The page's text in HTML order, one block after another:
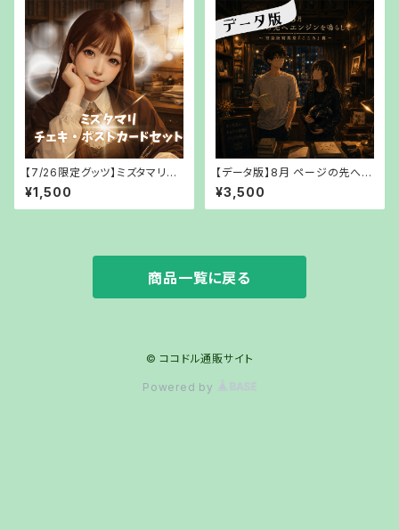
【7/26限定グッツ】ミズタマリチ
ェキ・ポストカードセット【郵送で
お渡し】
¥1,500
【データ版】8月 ページの先へエ
ンジンを鳴らして〜宮益坂寫眞
堂『こころ』篇〜【URLでお渡し】
¥3,500
商品一覧に戻る
© ココドル通販サイト
Powered by